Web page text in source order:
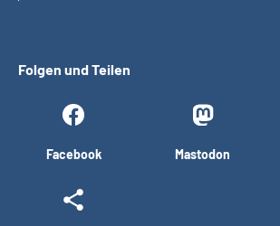
Folgen und Teilen
Facebook Mastodon